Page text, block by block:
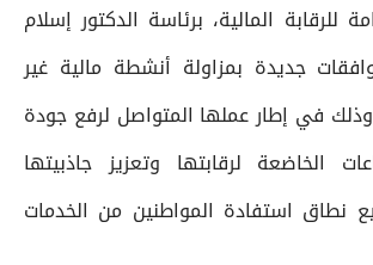
للرقابة المالية، برئاسة الدكتور إسلام
منح 10 موافقات جديدة بمزاولة أنشطة مالية غير
في إطار عملها المتواصل لرفع جودة
الخاضعة لرقابتها وتعزيز جاذبيتها
نطاق استفادة المواطنين من الخدمات